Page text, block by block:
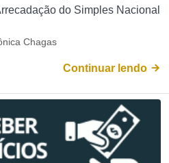
do Simples Nacional
Chagas
Continuar lendo